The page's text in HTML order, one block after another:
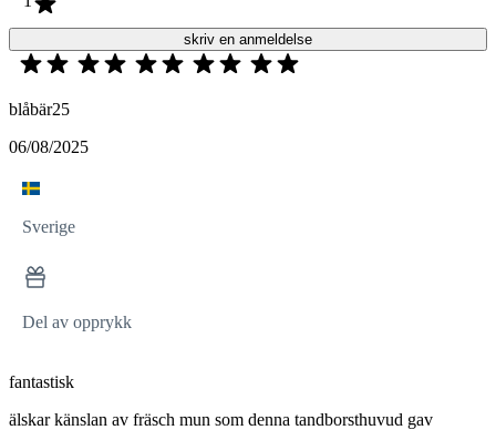
skriv en anmeldelse
blåbär25
06/08/2025
Sverige
Del av opprykk
fantastisk
älskar känslan av fräsch mun som denna tandborsthuvud gav